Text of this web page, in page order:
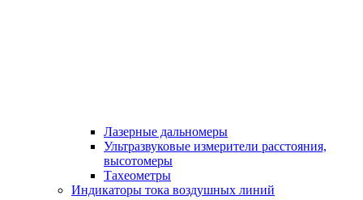
Лазерные дальномеры
Ультразвуковые измерители расстояния,
высотомеры
Тахеометры
Индикаторы тока воздушных линий